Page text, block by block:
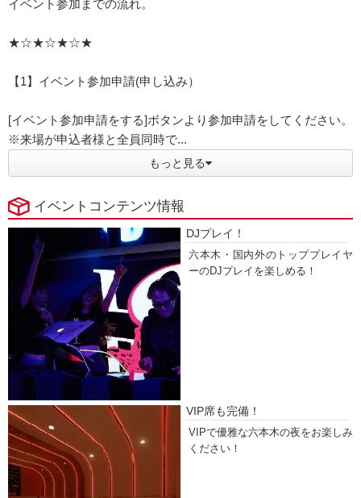
イベント参加までの流れ。
★☆★☆★☆★
【1】イベント参加申請(申し込み）
[イベント参加申請をする]ボタンより参加申請をしてください。
※来場が申込者様と全員同時で...
もっと見る
イベントコンテンツ情報
DJプレイ！
六本木・国内外のトッププレイヤ
ーのDJプレイを楽しめる！
VIP席も完備！
VIPで優雅な六本木の夜をお楽しみ
ください！